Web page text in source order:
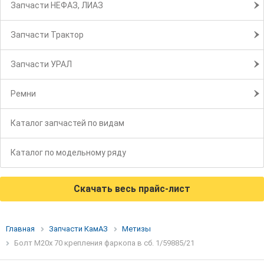
Запчасти НЕФАЗ, ЛИАЗ
Запчасти Трактор
Запчасти УРАЛ
Ремни
Каталог запчастей по видам
Каталог по модельному ряду
Скачать весь прайс-лист
Главная Запчасти КамАЗ
Метизы
Болт М20х 70 крепления фаркопа в сб. 1/59885/21